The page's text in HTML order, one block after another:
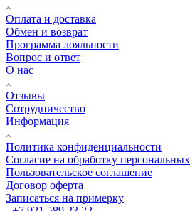
Оплата и доставка
Обмен и возврат
Программа лояльности
Вопрос и ответ
О нас
Отзывы
Сотрудничество
Информация
Политика конфиденциальности
Согласие на обработку
Пользовательское соглашение
Договор оферта
Записаться на примерку